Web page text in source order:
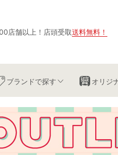
店舗以上 ！ 店頭受取送料無料 ！
ブランドで探す オリジ